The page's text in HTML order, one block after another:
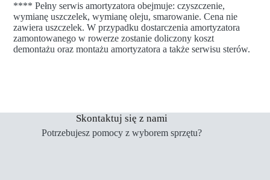
**** Pełny serwis amortyzatora obejmuje: czyszczenie,
wymianę uszczelek, wymianę oleju, smarowanie. Cena nie
zawiera uszczelek. W przypadku dostarczenia amortyzatora
zamontowanego w rowerze zostanie doliczony koszt
demontażu oraz montażu amortyzatora a także serwisu sterów.
Skontaktuj się z nami
Potrzebujesz pomocy z wyborem sprzętu?